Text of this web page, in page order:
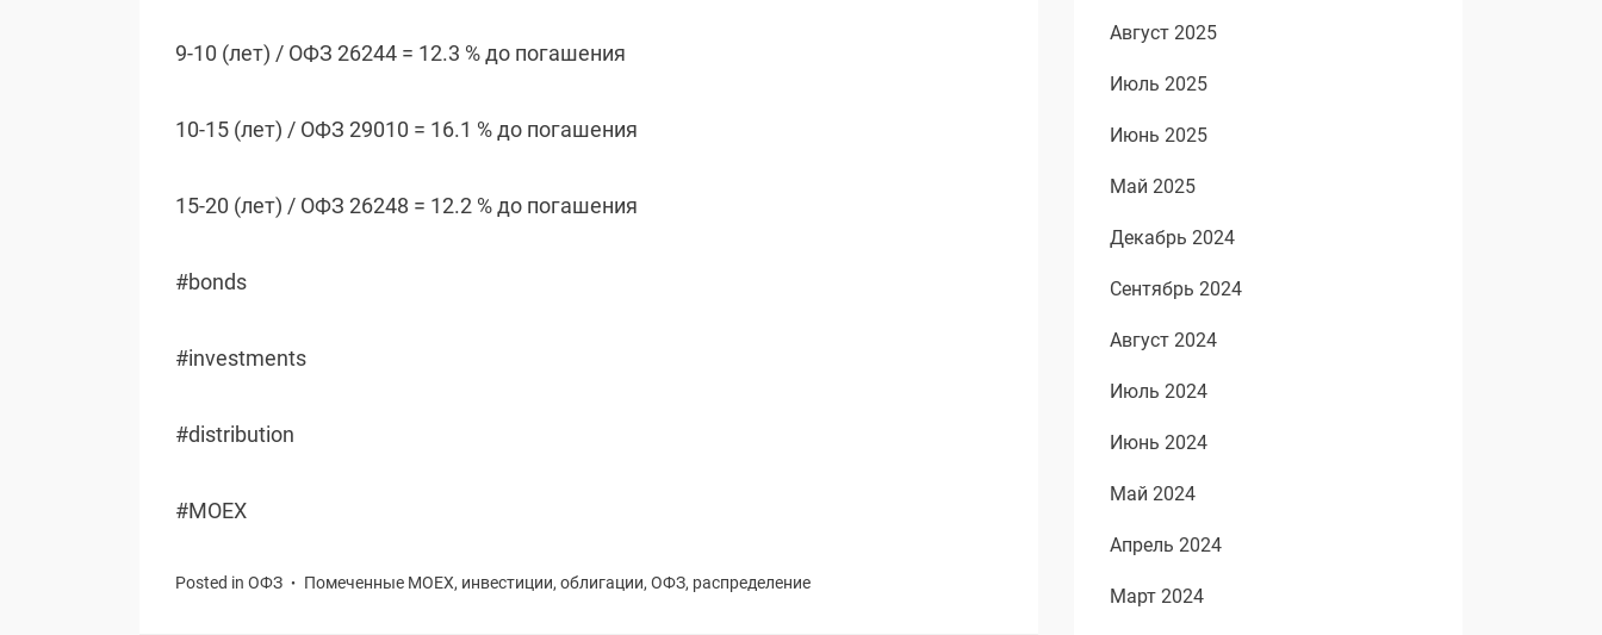
9-10 (лет) / ОФЗ 26244 = 12.3 % до погашения
10-15 (лет) / ОФЗ 29010 = 16.1 % до погашения
15-20 (лет) / ОФЗ 26248 = 12.2 % до погашения
#bonds
#investments
#distribution
#MOEX
Posted in ОФЗ Помеченные MOEX, инвестиции, облигации, ОФЗ, распределение
Август 2025
Июль 2025
Июнь 2025
Май 2025
Декабрь 2024
Сентябрь 2024
Август 2024
Июль 2024
Июнь 2024
Май 2024
Апрель 2024
Март 2024